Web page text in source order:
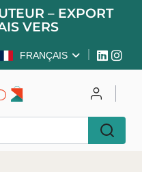
– EXPORT
VERS
FRANÇAIS